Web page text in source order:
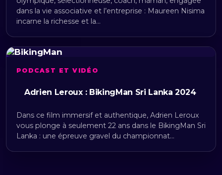
dans la vie associative et l’entreprise : Maureen Nisima
incarne la richesse et la…
PODCAST ET VIDÉO
Adrien Leroux : BikingMan Sri Lanka 2024
Dans ce film immersif et authentique, Adrien Leroux
vous plonge à seulement 22 ans dans le BikingMan Sri
Lanka : une épreuve gravel du championnat…